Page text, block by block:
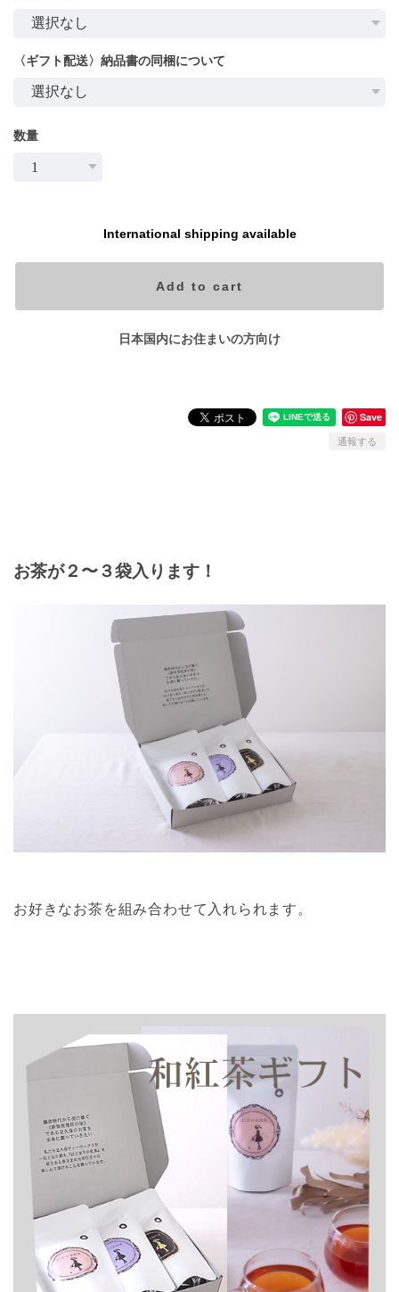
〈ギフト配送〉納品書の同梱について
数量
International shipping available
Add to cart
日本国内にお住まいの方向け
Save
通報する
お茶が２〜３袋入ります！
お好きなお茶を組み合わせて入れられます。